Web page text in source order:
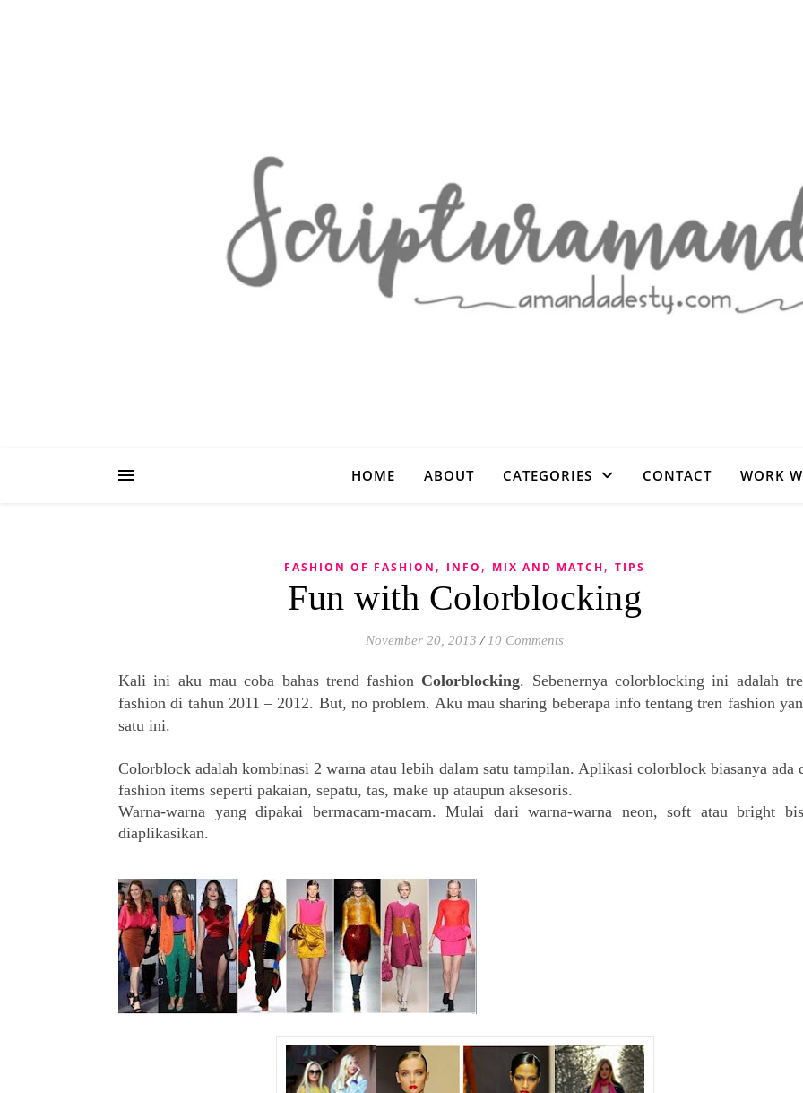
HOME ABOUT CATEGORIES CONTACT WORK
FASHION OF FASHION , INFO , MIX AND MATCH, TIPS
Fun with Colorblocking
November 20, 2013 / 10 Comments
Kali ini aku mau coba bahas trend fashion Colorblocking. Sebenernya colorblocking ini adalah
fashion di tahun 2011 – 2012. But, no problem. Aku mau sharing beberapa info tentang tren fashion
satu ini.
Colorblock adalah kombinasi 2 warna atau lebih dalam satu tampilan. Aplikasi colorblock biasanya ada
fashion items seperti pakaian, sepatu, tas, make up ataupun aksesoris.
Warna-warna yang dipakai bermacam-macam. Mulai dari warna-warna neon, soft atau bright
diaplikasikan.